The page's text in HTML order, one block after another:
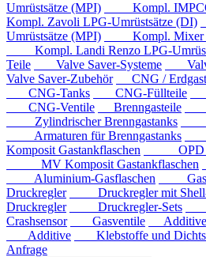
Umrüstsätze (MPI)
Kompl. IMPCO
Kompl. Zavoli LPG-Umrüstsätze (DI)
Umrüstsätze (MPI)
Kompl. Mixer
Kompl. Landi Renzo LPG-
Teile
Valve Saver-Systeme
Valve
Valve Saver-Zubehör
CNG /
CNG-Tanks
CNG-Füllteile
CNG-Ventile
Brenngasteile
Zylindrischer Brenngastanks
Armaturen für Brenngastanks
Komposit Gastankflaschen
OPD
MV Komposit Gastankflaschen
Aluminium-Gasflaschen
Druckregler
Druckregler mit
Druckregler
Druckregler-Sets
Crashsensor
Gasventile
Additive,
Additive
Klebstoffe und
Anfrage